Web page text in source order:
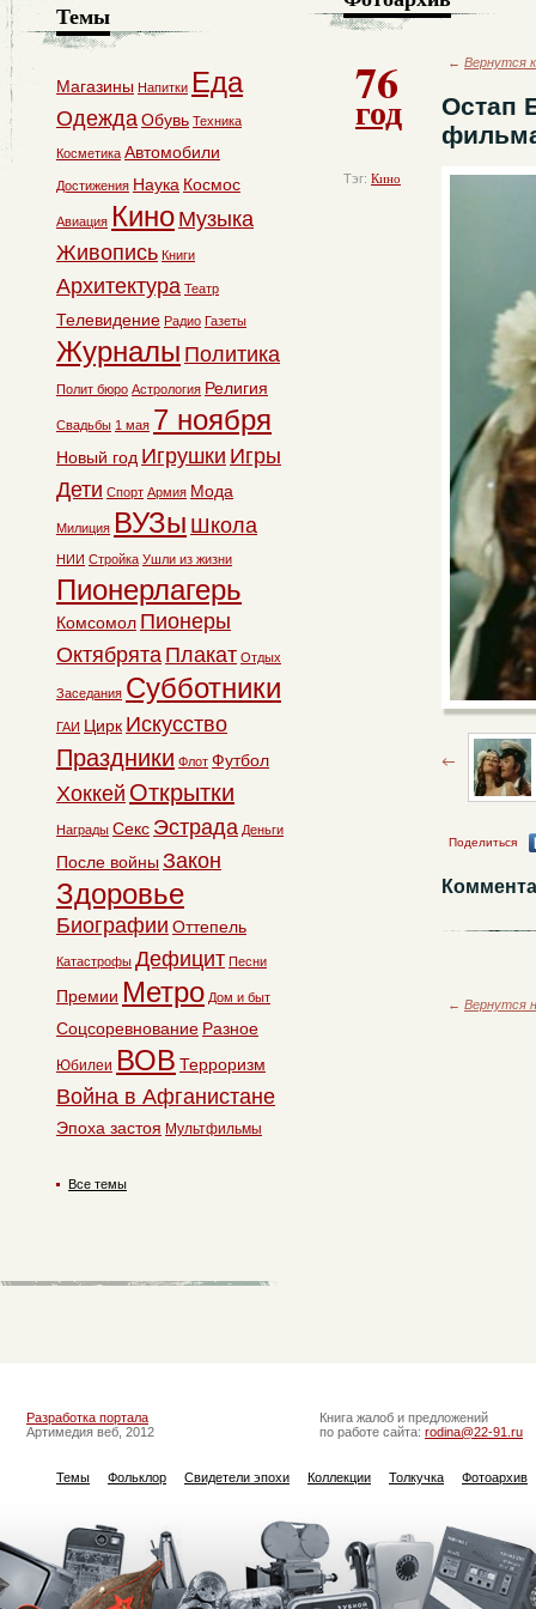
76
год
Тэг: Кино
← Вернутся
Остап
Поделиться
← Вернутся
Темы
Магазины Напитки Еда
ОдеждаОбувь Техника
Косметика Автомобили
Достижения Наука Космос
Авиация Кино Музыка
Живопись Книги
Архитектура Театр
Телевидение Радио Газеты
Журналы Политика
Полит бюро Астрология Религия
Свадьбы 1 мая 7 ноября
Новый год Игрушки Игры
Дети Спорт Армия Мода
Милиция ВУЗы Школа
НИИ Стройка Ушли из жизни
Пионерлагерь
Комсомол Пионеры
Октябрята Плакат Отдых
Заседания Субботники
ГАИ Цирк Искусство
Праздники Флот Футбол
Хоккей Открытки
Награды Секс Эстрада Деньги
После войны Закон
Здоровье
Биографии Оттепель
Катастрофы Дефицит Песни
Премии Метро Дом и быт
Соцсоревнование Разное
Юбилеи ВОВ Терроризм
Война в Афганистане
Эпоха застоя Мультфильмы
Все темы
Разработка портала
Артимедия веб, 2012
Книга жалоб и предложений
по работе сайта: rodina@22-91.ru
Темы Фольклор Свидетели эпохи Коллекции Толкучка Фотоархив